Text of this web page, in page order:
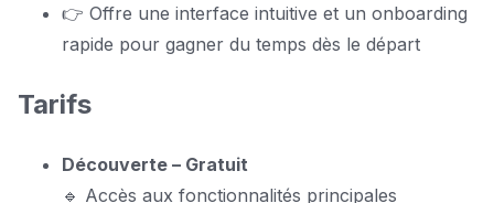
👉 Offre une interface intuitive et un onboarding
rapide pour gagner du temps dès le départ
Tarifs
Découverte – Gratuit
🔹 Accès aux fonctionnalités principales